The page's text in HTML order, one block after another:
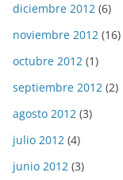
diciembre 2012 (6)
noviembre 2012 (16)
octubre 2012 (1)
septiembre 2012 (2)
agosto 2012 (3)
julio 2012 (4)
junio 2012 (3)